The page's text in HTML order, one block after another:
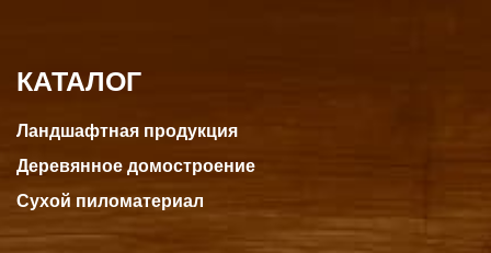
КАТАЛОГ
Ландшафтная продукция
Деревянное домостроение
Сухой пиломатериал